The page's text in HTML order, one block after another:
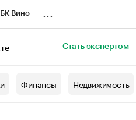
Вино
Стать экспертом
Финансы Недвижимость